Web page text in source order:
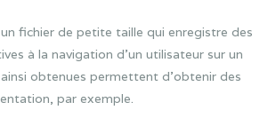
fichier de petite taille qui enregistre des
à la navigation d’un utilisateur sur un
obtenues permettent d’obtenir des
par exemple.